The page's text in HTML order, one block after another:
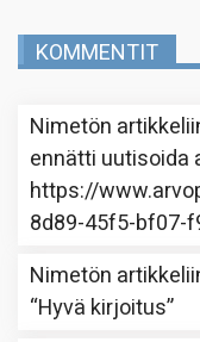
KOMMENTIT
Nimetön
ennätti uutisoida
https://
8d89-45f5-bf07-
Nimetön
“Hyvä kirjoitus”